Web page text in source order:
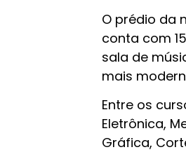
O prédio da
conta com
sala de
mais
Entre os
Eletrônica,
Gráfica,